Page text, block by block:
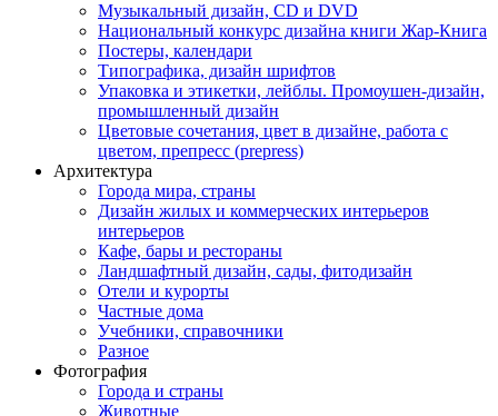
Музыкальный дизайн, СD и DVD
Национальный конкурс дизайна книги Жар-Книга
Постеры, календари
Типографика, дизайн шрифтов
Упаковка и этикетки, лейблы. Промоушен-дизайн,
промышленный дизайн
Цветовые сочетания, цвет в дизайне, работа с
цветом, препресс (prepress)
Архитектура
Города мира, страны
Дизайн жилых и коммерческих интерьеров
интерьеров
Кафе, бары и рестораны
Ландшафтный дизайн, сады, фитодизайн
Отели и курорты
Частные дома
Учебники, справочники
Разное
Фотография
Города и страны
Животные